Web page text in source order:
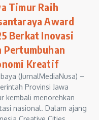
Timur Raih
Award
Berkat Inovasi
Pertumbuhan
Kreatif
(JurnalMediaNusa) –
Provinsi Jawa
kembali menorehkan
nasional. Dalam ajang